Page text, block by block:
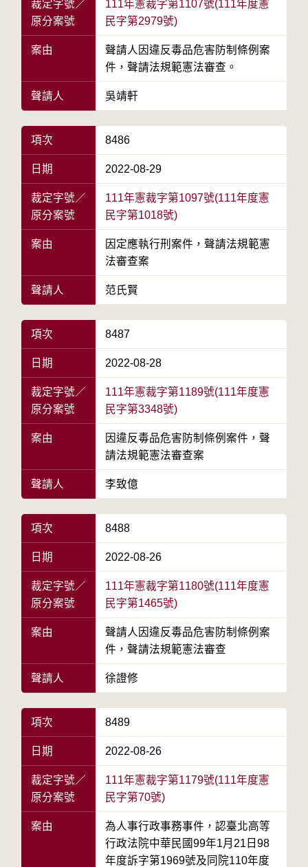
裁定字號／
原分案號
111年憲裁字第1107號(111年度憲
民字第2979號)
案由
聲請人因違反毒品危害防制條例案
件，聲請法規範憲法審查。
聲請人 吳靖軒
項次 8486
日期 2022-08-29
裁定字號／
原分案號
111年憲裁字第1097號(111年度憲
民字第1018號)
案由
因定應執行刑案件，聲請法規範憲
法審查案
聲請人 范氏賢
項次 8487
日期 2022-08-28
裁定字號／
原分案號
111年憲裁字第1189號(111年度憲
民字第3348號)
案由
因違反毒品危害防制條例案件，聲
請法規範憲法審查案
聲請人 李致億
項次 8488
日期 2022-08-26
裁定字號／
原分案號
111年憲裁字第1180號(111年度憲
民字第1465號)
案由
聲請人因違反毒品危害防制條例案
件，聲請法規範憲法審查
聲請人 徐證修
項次 8489
日期 2022-08-26
裁定字號／
原分案號
111年憲裁字第1179號(111年度憲
民字第70號)
案由
為人事行政事務事件，認臺北高等
行政法院中華民國99年1月21日98
年度訴字第1969號及同院110年度